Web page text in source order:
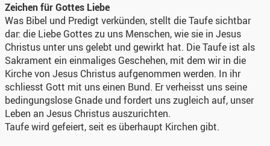
Zeichen für Gottes Liebe
Was Bibel und Predigt verkünden, stellt die Taufe sichtbar
dar: die Liebe Gottes zu uns Menschen, wie sie in Jesus
Christus unter uns gelebt und gewirkt hat. Die Taufe ist als
Sakrament ein einmaliges Geschehen, mit dem wir in die
Kirche von Jesus Christus aufgenommen werden. In ihr
schliesst Gott mit uns einen Bund. Er verheisst uns seine
bedingungslose Gnade und fordert uns zugleich auf, unser
Leben an Jesus Christus auszurichten.
Taufe wird gefeiert, seit es überhaupt Kirchen gibt.